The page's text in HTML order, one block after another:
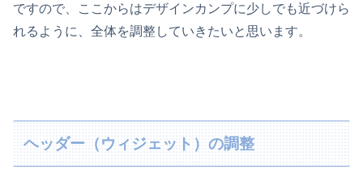
ですので、ここからはデザインカンプに少しでも近づけら
れるように、全体を調整していきたいと思います。
ヘッダー（ウィジェット）の調整